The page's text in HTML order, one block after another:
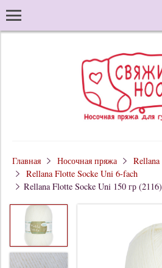
Главная Носочная пряжа
Rellana
Rellana Flotte Socke Uni 6-fach
Rellana Flotte Socke Uni 150 гр (2116)